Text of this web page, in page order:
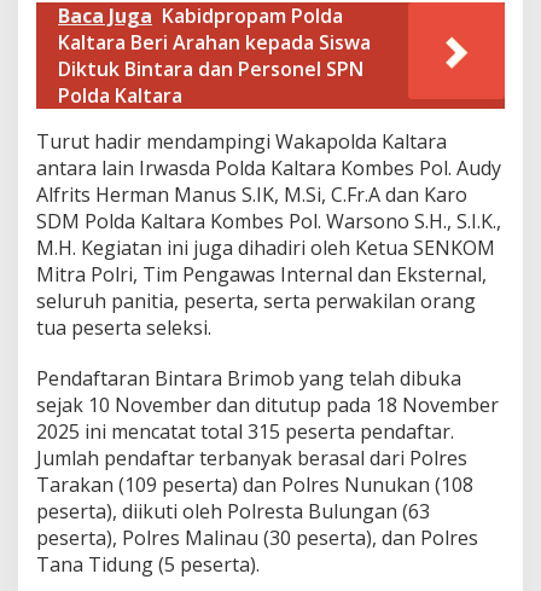
d
a
n
P
a
n
d
t
a
n
g
a
n
n
P
a
k
t
a
I
n
t
Baca Juga Kabidpropam Polda
Kaltara Beri Arahan kepada Siswa
Diktuk Bintara dan Personel SPN
Polda Kaltara
​Turut hadir mendampingi Wakapolda Kaltara
antara lain Irwasda Polda Kaltara Kombes Pol. Audy
Alfrits Herman Manus S.IK, M.Si, C.Fr.A dan Karo
SDM Polda Kaltara Kombes Pol. Warsono S.H., S.I.K.,
M.H. Kegiatan ini juga dihadiri oleh Ketua SENKOM
Mitra Polri, Tim Pengawas Internal dan Eksternal,
seluruh panitia, peserta, serta perwakilan orang
tua peserta seleksi.
Pendaftaran Bintara Brimob yang telah dibuka
sejak 10 November dan ditutup pada 18 November
2025 ini mencatat total 315 peserta pendaftar.
Jumlah pendaftar terbanyak berasal dari Polres
Tarakan (109 peserta) dan Polres Nunukan (108
peserta), diikuti oleh Polresta Bulungan (63
peserta), Polres Malinau (30 peserta), dan Polres
Tana Tidung (5 peserta).